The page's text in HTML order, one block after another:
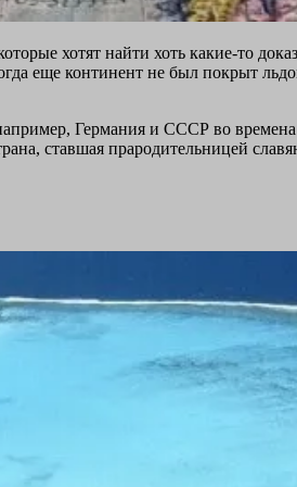
хотят найти хоть какие-то
еще континент не был покрыт
Германия и СССР во
ставшая прародительницей